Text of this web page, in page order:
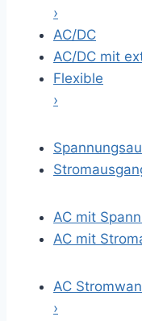
›
AC/DC
AC/DC mit
Flexible
›
AC mit
AC mit
AC
›